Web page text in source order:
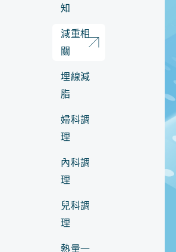
知
減重相
關
埋線減
脂
婦科調
理
內科調
理
兒科調
理
熱量一